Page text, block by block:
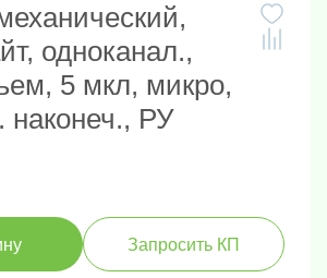
одноканал.,
5 мкл, микро,
наконеч., РУ
Запросить КП